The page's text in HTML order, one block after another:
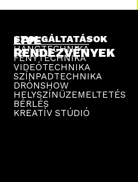
LIVE
RENDEZVÉNYEK
SZOLGÁLTATÁSOK
HANGTECHNIKA
FÉNYTECHNIKA
VIDEÓTECHNIKA
SZÍNPADTECHNIKA
DRÓNSHOW
HELYSZÍNÜZEMELTETÉS
BÉRLÉS
KREATÍV STÚDIÓ